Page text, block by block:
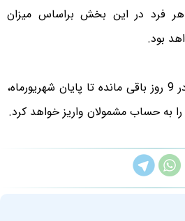
فرد در این بخش براساس میزان
بود.
باید منتظر ماند و دید که در 9 روز باقی مانده تا پایان شهریورماه،
به حساب مشمولان واریز خواهد کرد.